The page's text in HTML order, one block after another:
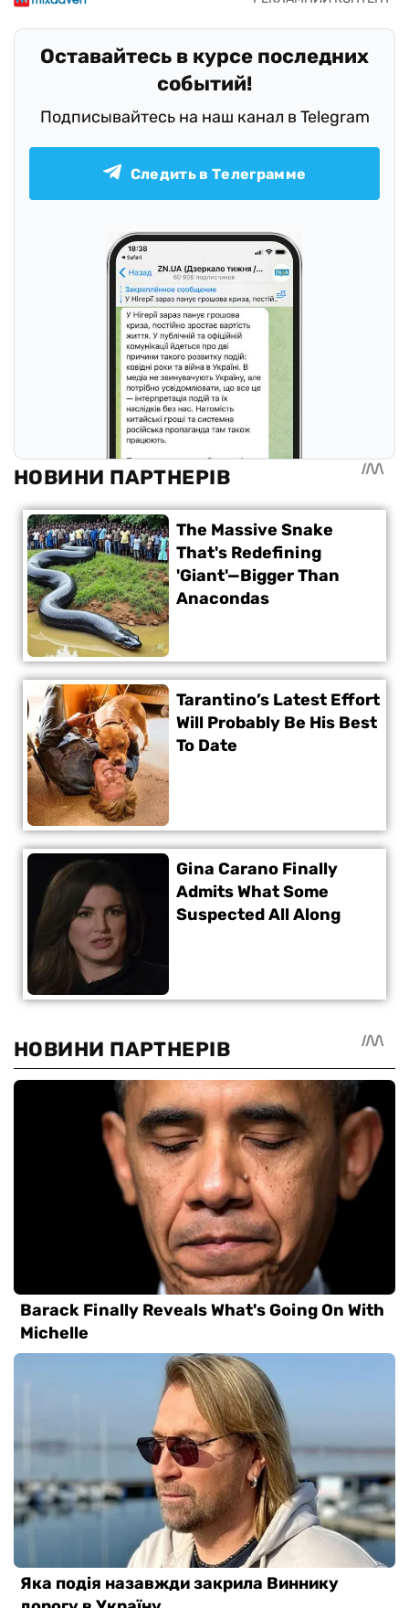
Оставайтесь в курсе последних
событий!
Подписывайтесь на наш канал в Telegram
Следить в Телеграмме